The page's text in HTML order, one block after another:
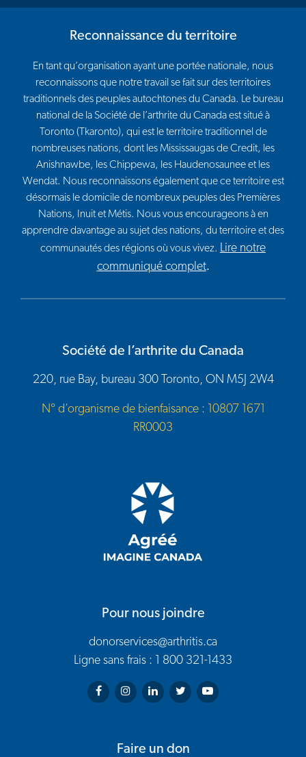
Reconnaissance du territoire
En tant qu’organisation ayant une portée nationale, nous
reconnaissons que notre travail se fait sur des territoires
traditionnels des peuples autochtones du Canada. Le bureau
national de la Société de l’arthrite du Canada est situé à
Toronto (Tkaronto), qui est le territoire traditionnel de
nombreuses nations, dont les Mississaugas de Credit, les
Anishnawbe, les Chippewa, les Haudenosaunee et les
Wendat. Nous reconnaissons également que ce territoire est
désormais le domicile de nombreux peuples des Premières
Nations, Inuit et Métis. Nous vous encourageons à en
apprendre davantage au sujet des nations, du territoire et des
communautés des régions où vous vivez. Lire notre
communiqué complet.
Société de l’arthrite du Canada
220, rue Bay, bureau 300 Toronto, ON M5J 2W4
N° d’organisme de bienfaisance : 10807 1671
RR0003
Pour nous joindre
donorservices@arthritis.ca
Ligne sans frais : 1 800 321-1433
Arthritis Society on Facebook
Arthritis Society on Instagram
Arthritis Society on LinkedIn
Arthritis Society on Twitter
Arthritis Society on
Faire un don